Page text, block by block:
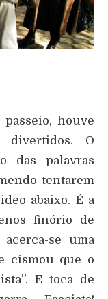
houve
divertidos. O
das palavras
tentarem
abaixo. É a
finório de
acerca-se uma
cismou que o
E toca de